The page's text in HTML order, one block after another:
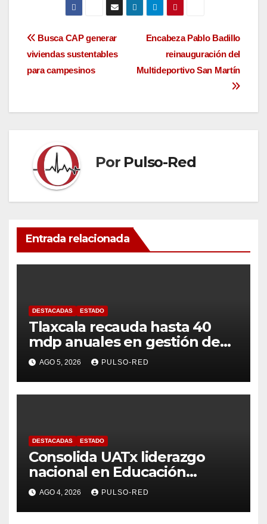
Navegación
de
Encabeza Pablo Badillo
reinauguración del
Multideportivo San Martín
Busca CAP generar
viviendas sustentables
para campesinos
Por Pulso-Red
Entrada relacionada
DESTACADAS ESTADO
Tlaxcala recauda hasta 40
mdp anuales en gestión de
residuos: PAA
AGO 5, 2026 PULSO-RED
DESTACADAS ESTADO
Consolida UATx liderazgo
nacional en Educación
Especial, Gerontología y
Ciencias de la Familia
AGO 4, 2026 PULSO-RED